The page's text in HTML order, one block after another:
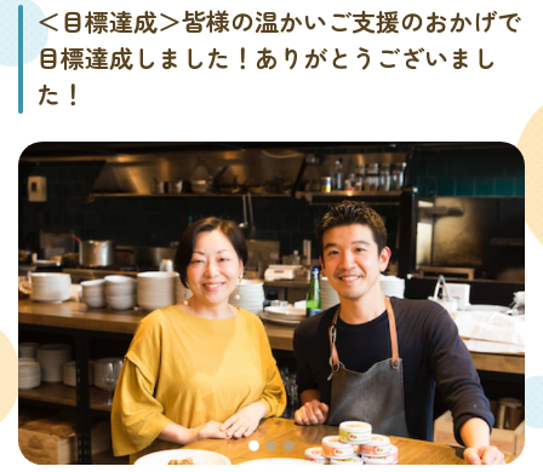
＜目標達成＞皆様の温かいご支援のおかげで
目標達成しました！ありがとうございまし
た！